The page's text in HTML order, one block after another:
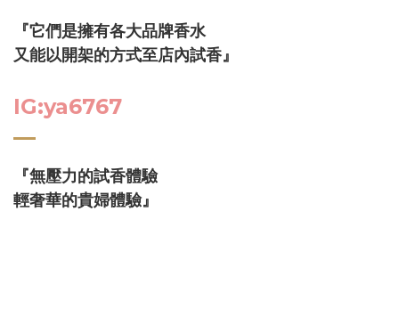
『它們是擁有各大品牌香水
又能以開架的方式至店內試香』
IG:ya6767
『無壓力的試香體驗
輕奢華的貴婦體驗』